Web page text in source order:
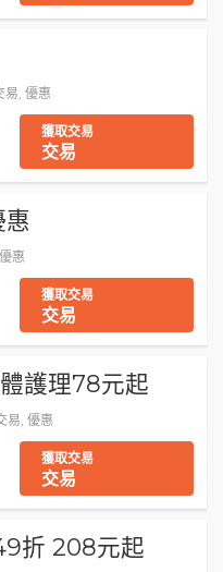
易, 優惠
獲取交易
交易
惠
獲取交易
交易
護理78元起
易, 優惠
獲取交易
交易
折 208元起